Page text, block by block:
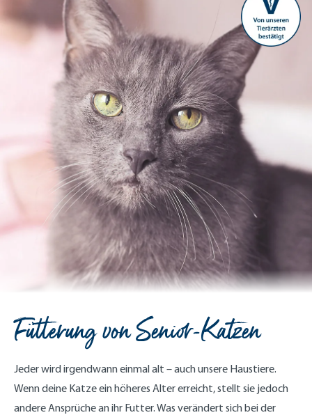
Fütterung von Senior-Katzen
Jeder wird irgendwann einmal alt – auch unsere Haustiere.
Wenn deine Katze ein höheres Alter erreicht, stellt sie jedoch
andere Ansprüche an ihr Futter. Was verändert sich bei der